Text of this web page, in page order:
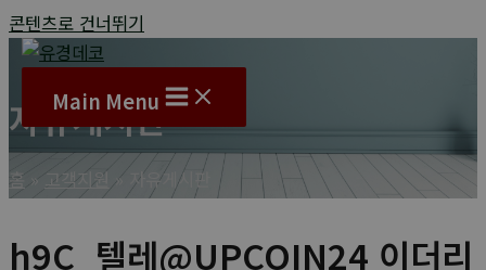
콘텐츠로 건너뛰기
Main Menu
자유게시판
홈 고객지원 자유게시판
h9C_텔레@UPCOIN24 이더리